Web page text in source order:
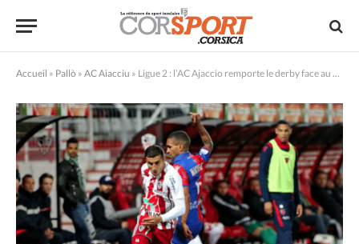
Accueil » Pallò » AC Aiacciu » Ligue 2 : l’AC Ajaccio remporte le derby face au GFCA (2-0)